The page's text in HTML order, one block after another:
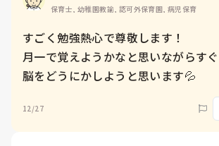
保育士, 幼稚園教諭, 認可外保育園, 病児保育
すごく勉強熱心で尊敬します！
月一で覚えようかなと思いながらす
脳をどうにかしようと思います💦
12/27